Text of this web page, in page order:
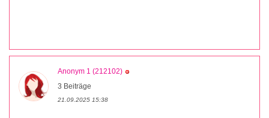
Anonym 1 (212102)
3 Beiträge
21.09.2025 15:38